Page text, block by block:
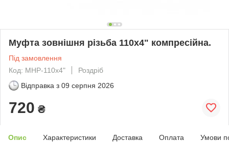
Муфта зовнішня різьба 110x4" компресійна.
Під замовлення
Код: МНР-110х4"
Роздріб
Відправка з 09 серпня 2026
720 ₴
Опис Характеристики Доставка Оплата Умови